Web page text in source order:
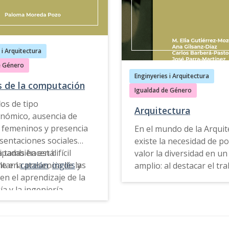
también está
encatalán
género de Historia
prácticas, recursos
herramientas de
permiten mirar al
conocer el presente de
crítica y caminar hacia una
sociedad más igualitaria,
e inclusiva en el futuro.
Esta guía también está
disponible encatalán,
gallego
i Arquitectura
Género
de la computación
de tipo
ausencia de
y presencia
sociales
hacen difícil
la presencia de las
el aprendizaje de la
y la ingeniería.
también está
encatalán,inglésy
Enginyeries i Arquitectura
Igualdad de Género
Arquitectura
En el mundo de la
existe la necesidad de
valor la diversidad en
amplio: al destacar el